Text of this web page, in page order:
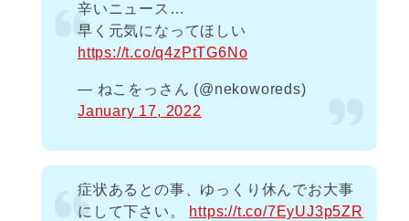
辛いニュース…
早く元気になってほしい
https://t.co/q4zPtTG6No
— ねこをっさん (@nekoworeds)
January 17, 2022
症状あるとの事、ゆっくり休んでお大事
にして下さい。 https://t.co/7EyUJ3p5ZR